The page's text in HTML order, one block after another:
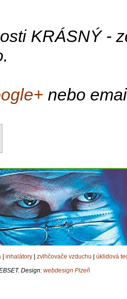
KRÁSNÝ -
nebo
inhalátory zvlhčovače vzduchu
úklidová
Design: webdesign Plzeň